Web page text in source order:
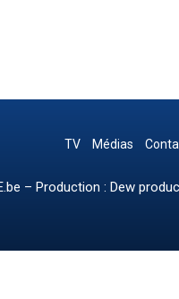
TV Médias
– Production : Dew